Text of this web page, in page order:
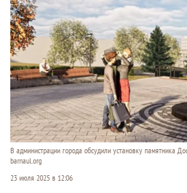
В администрации города обсудили установку памятника
barnaul.org
23 июля 2025 в 12:06